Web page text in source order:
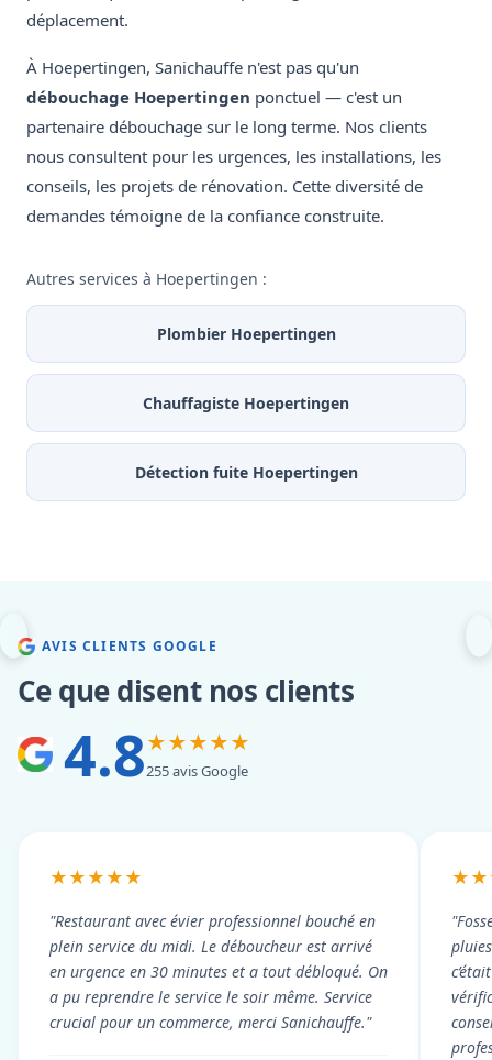
déplacement.
À Hoepertingen, Sanichauffe n'est pas qu'un
débouchage Hoepertingen ponctuel — c'est un
partenaire débouchage sur le long terme. Nos clients
nous consultent pour les urgences, les installations, les
conseils, les projets de rénovation. Cette diversité de
demandes témoigne de la confiance construite.
Autres services à Hoepertingen :
Plombier Hoepertingen
Chauffagiste Hoepertingen
Détection fuite Hoepertingen
AVIS CLIENTS GOOGLE
Ce que disent nos clients
4.8★★★★★
255 avis Google
★★★★★
"Restaurant avec évier professionnel bouché en
plein service du midi. Le déboucheur est arrivé
en urgence en 30 minutes et a tout débloqué. On
a pu reprendre le service le soir même. Service
crucial pour un commerce, merci Sanichauffe."